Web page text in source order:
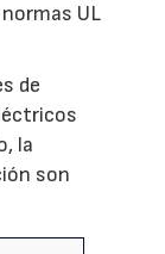
UL
de
la
son